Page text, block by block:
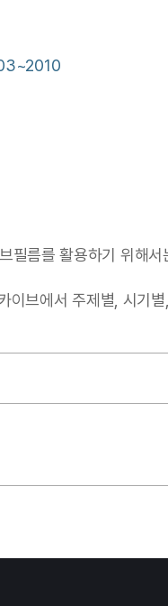
필름를 활용하기 위해
이브에서 주제별, 시